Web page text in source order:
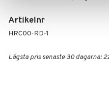
Artikelnr
HRC00-RD-1
Lägsta pris senaste 30 dagarna: